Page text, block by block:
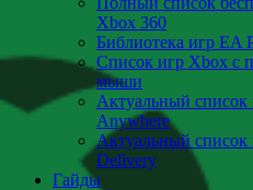
Xbox 360
Библиотека игр EA
Список игр Xbox c
мыши
Актуальный список
Anywhere
Актуальный список
Delivery
Гайды